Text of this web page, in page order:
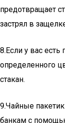
предотвращает
застрял в
8.Если у вас
определенного
стакан.
9.Чайные
банкам с